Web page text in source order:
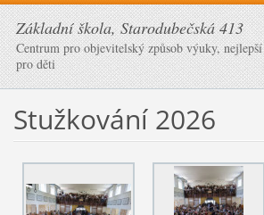
Základní škola, Starodubečská 413
Centrum pro objevitelský způsob výuky,
pro děti
Stužkování 2026